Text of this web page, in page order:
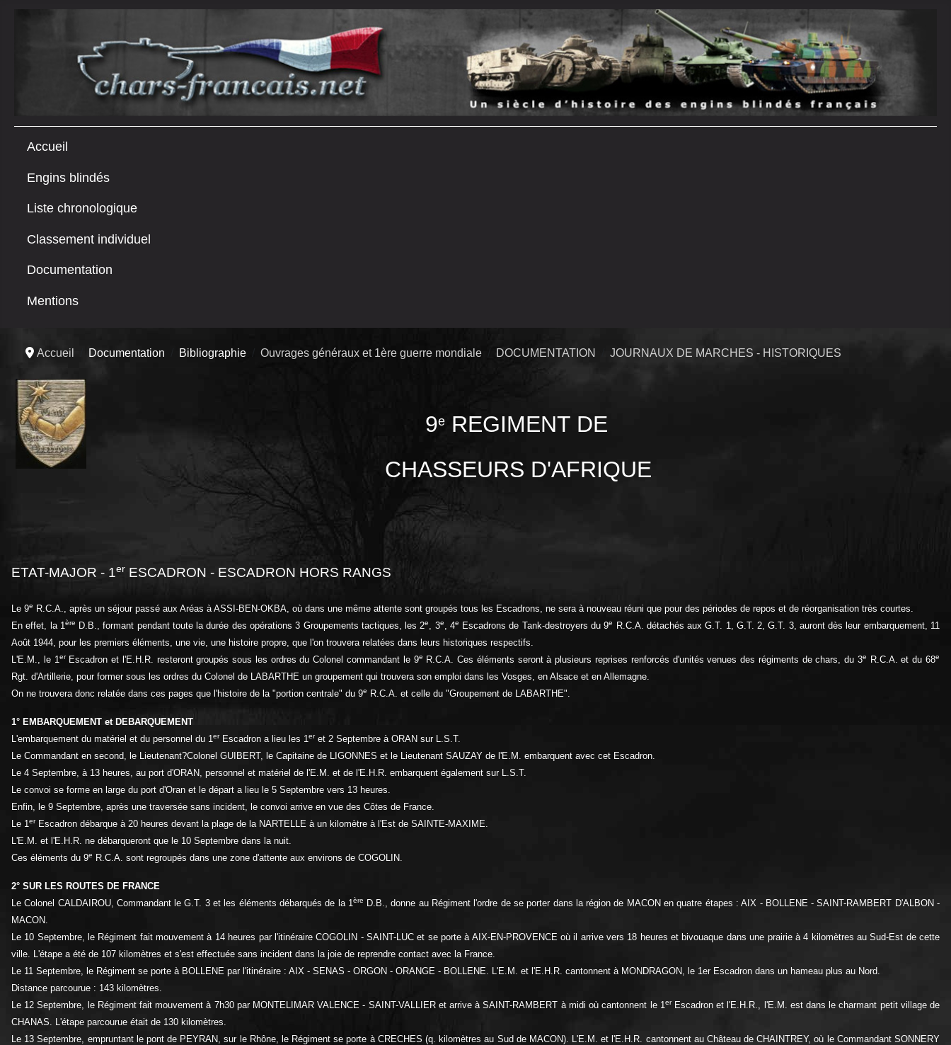
Accueil
Engins blindés
Liste chronologique
Classement individuel
Documentation
Mentions
Accueil Documentation Bibliographie Ouvrages généraux et 1ère guerre mondiale DOCUMENTATION JOURNAUX DE MARCHES - HISTORIQUES
9e REGIMENT DE
CHASSEURS D'AFRIQUE
ETAT-MAJOR - 1er ESCADRON - ESCADRON HORS RANGS
Le 9e R.C.A., après un séjour passé aux Aréas à ASSI-BEN-OKBA, où dans une même attente sont groupés tous les Escadrons, ne sera à nouveau réuni que pour des périodes de repos et de réorganisation très courtes.
En effet, la 1ère D.B., formant pendant toute la durée des opérations 3 Groupements tactiques, les 2e , 3e , 4e Escadrons de Tank-destroyers du 9e
R.C.A. détachés aux G.T. 1, G.T. 2, G.T. 3, auront dès leur embarquement, 11
Août 1944, pour les premiers éléments, une vie, une histoire propre, que l'on trouvera relatées dans leurs historiques respectifs.
L'E.M., le 1erEscadron et l'E.H.R. resteront groupés sous les ordres du Colonel commandant le 9e R.C.A. Ces éléments seront à plusieurs reprises renforcés d'unités venues des régiments de chars, du 3e R.C.A. et du 68e
Rgt. d'Artillerie, pour former sous les ordres du Colonel de LABARTHE un groupement qui trouvera son emploi dans les Vosges, en Alsace et en Allemagne.
On ne trouvera donc relatée dans ces pages que l'histoire de la "portion centrale" du 9e R.C.A. et celle du "Groupement de LABARTHE".
1° EMBARQUEMENT et DEBARQUEMENT
L'embarquement du matériel et du personnel du 1erEscadron a lieu les 1eret 2 Septembre à ORAN sur L.S.T.
Le Commandant en second, le Lieutenant?Colonel GUIBERT, le Capitaine de LIGONNES et le Lieutenant SAUZAY de l'E.M. embarquent avec cet Escadron.
Le 4 Septembre, à 13 heures, au port d'ORAN, personnel et matériel de l'E.M. et de l'E.H.R. embarquent également sur L.S.T.
Le convoi se forme en large du port d'Oran et le départ a lieu le 5 Septembre vers 13 heures.
Enfin, le 9 Septembre, après une traversée sans incident, le convoi arrive en vue des Côtes de France.
Le 1erEscadron débarque à 20 heures devant la plage de la NARTELLE à un kilomètre à l'Est de SAINTE-MAXIME.
L'E.M. et l'E.H.R. ne débarqueront que le 10 Septembre dans la nuit.
Ces éléments du 9e R.C.A. sont regroupés dans une zone d'attente aux environs de COGOLIN.
2° SUR LES ROUTES DE FRANCE
Le Colonel CALDAIROU, Commandant le G.T. 3 et les éléments débarqués de la 1ère D.B., donne au Régiment l'ordre de se porter dans la région de MACON en quatre étapes : AIX - BOLLENE - SAINT-RAMBERT D'ALBON -
MACON.
Le 10 Septembre, le Régiment fait mouvement à 14 heures par l'itinéraire COGOLIN - SAINT-LUC et se porte à AIX-EN-PROVENCE où il arrive vers 18 heures et bivouaque dans une prairie à 4 kilomètres au Sud-Est de cette
ville. L'étape a été de 107 kilomètres et s'est effectuée sans incident dans la joie de reprendre contact avec la France.
Le 11 Septembre, le Régiment se porte à BOLLENE par l'itinéraire : AIX - SENAS - ORGON - ORANGE - BOLLENE. L'E.M. et l'E.H.R. cantonnent à MONDRAGON, le 1er Escadron dans un hameau plus au Nord.
Distance parcourue : 143 kilomètres.
Le 12 Septembre, le Régiment fait mouvement à 7h30 par MONTELIMAR VALENCE - SAINT-VALLIER et arrive à SAINT-RAMBERT à midi où cantonnent le 1erEscadron et l'E.H.R., l'E.M. est dans le charmant petit village de
CHANAS. L'étape parcourue était de 130 kilomètres.
Le 13 Septembre, empruntant le pont de PEYRAN, sur le Rhône, le Régiment se porte à CRECHES (q. kilomètres au Sud de MACON). L'E.M. et l'E.H.R. cantonnent au Château de CHAINTREY, où le Commandant SONNERY